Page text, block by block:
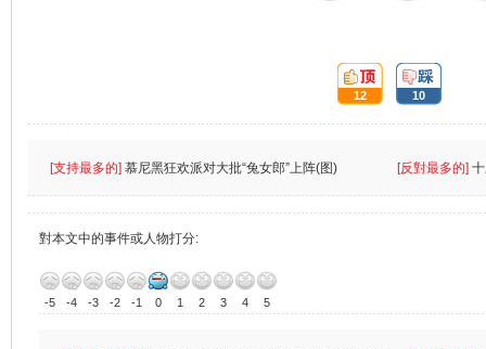
頂:
12
踩:
10
[支持最多的] 慕尼黑狂欢派对大批“兔女郎”上阵(图) [反對最多的]
對本文中的事件或人物打分:
-5 -4 -3 -2 -1 0 1 2 3 4 5